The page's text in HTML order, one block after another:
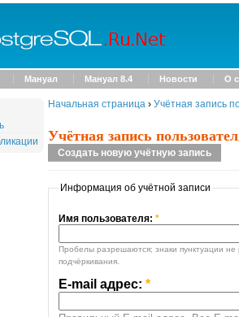
Мануал Мануал 8.4 Новости О
Начальная страница› Учётная запись
Учётная запись
Создать новую учётную запись
Информация об учётной записи
Имя пользователя: *
Пробелы разрешаются; знаки пунктуации
подчёркивания.
E-mail адрес: *